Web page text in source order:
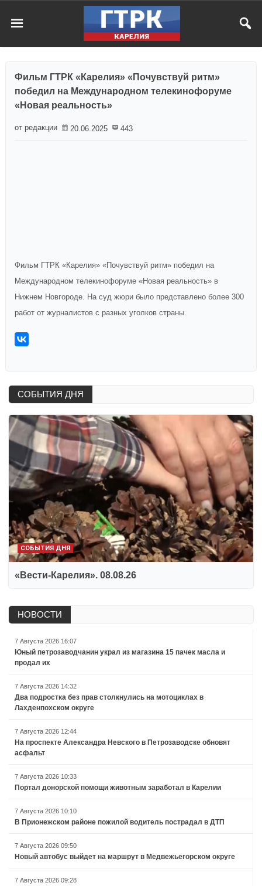
Фильм ГТРК «Карелия» «Почувствуй ритм»
победил на Международном телекинофоруме
«Новая реальность»
от редакции 20.06.2025 443
Фильм ГТРК «Карелия» «Почувствуй ритм» победил на
Международном телекинофоруме «Новая реальность» в
Нижнем Новгороде. На суд жюри было представлено более 300
работ от журналистов с разных уголков страны.
СОБЫТИЯ ДНЯ
СОБЫТИЯ ДНЯ
«Вести-Карелия». 08.08.26
НОВОСТИ
7 Августа 2026 16:07
Юный петрозаводчанин украл из магазина 15 пачек масла и
продал их
7 Августа 2026 14:32
Два подростка без прав столкнулись на мотоциклах в
Лахденпохском округе
7 Августа 2026 12:44
На проспекте Александра Невского в Петрозаводске обновят
асфальт
7 Августа 2026 10:33
Портал донорской помощи животным заработал в Карелии
7 Августа 2026 10:10
В Прионежском районе пожилой водитель пострадал в ДТП
7 Августа 2026 09:50
Новый автобус выйдет на маршрут в Медвежьегорском округе
7 Августа 2026 09:28